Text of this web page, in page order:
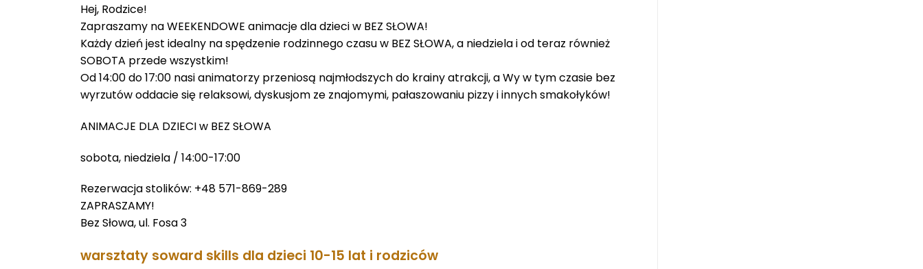
Hej, Rodzice!
Zapraszamy na WEEKENDOWE animacje dla dzieci w BEZ SŁOWA!
Każdy dzień jest idealny na spędzenie rodzinnego czasu w BEZ SŁOWA, a niedziela i od teraz również
SOBOTA przede wszystkim!
Od 14:00 do 17:00 nasi animatorzy przeniosą najmłodszych do krainy atrakcji, a Wy w tym czasie bez
wyrzutów oddacie się relaksowi, dyskusjom ze znajomymi, pałaszowaniu pizzy i innych smakołyków!
ANIMACJE DLA DZIECI w BEZ SŁOWA
sobota, niedziela / 14:00-17:00
Rezerwacja stolików: +48 571-869-289
ZAPRASZAMY!
Bez Słowa, ul. Fosa 3
warsztaty soward skills dla dzieci 10-15 lat i rodziców